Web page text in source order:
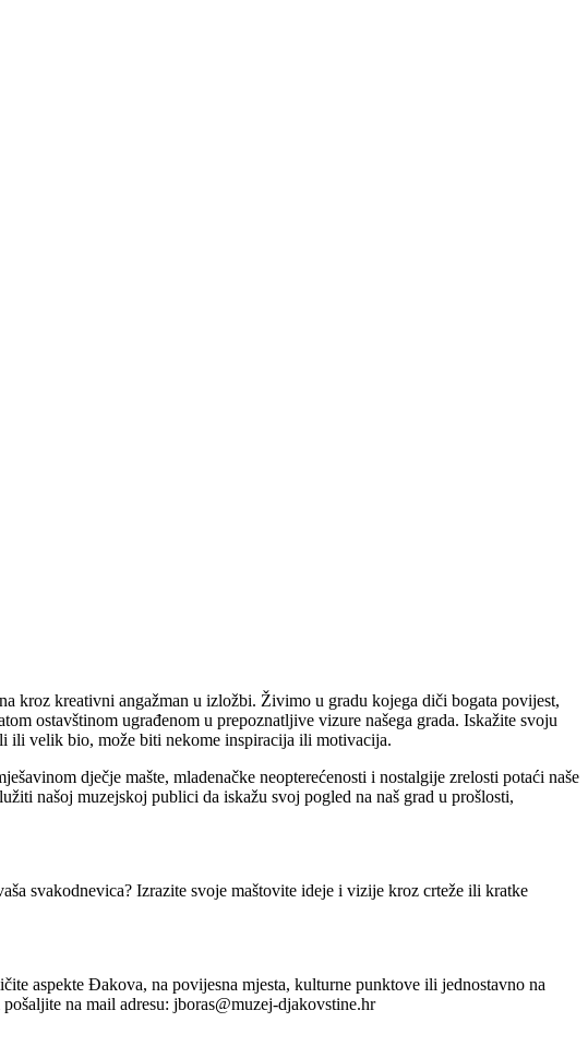
kroz kreativni angažman u izložbi. Živimo u gradu kojega diči bogata povijest,
ostavštinom ugrađenom u prepoznatljive vizure našega grada. Iskažite svoju
ili velik bio, može biti nekome inspiracija ili motivacija.
dječje mašte, mladenačke neopterećenosti i nostalgije zrelosti potaći naše
našoj muzejskoj publici da iskažu svoj pogled na naš grad u prošlosti,
svakodnevica? Izrazite svoje maštovite ideje i vizije kroz crteže ili kratke
aspekte Đakova, na povijesna mjesta, kulturne punktove ili jednostavno na
na mail adresu: jboras@muzej-djakovstine.hr